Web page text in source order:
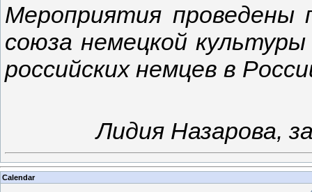
Мероприятия проведены
союза немецкой
российских немцев в
Лидия Назарова,
Calendar